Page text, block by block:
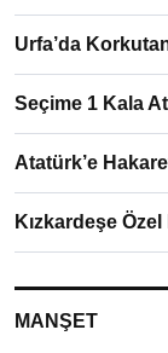
Urfa’da
Seçime 1 Kala
Atatürk’e
Kızkardeşe
MANŞET